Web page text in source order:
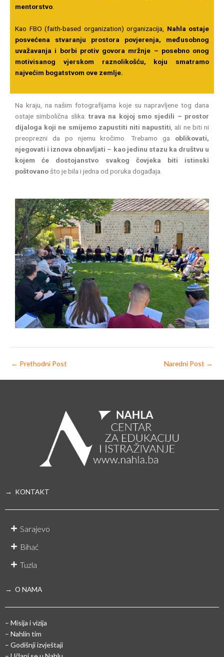
mentorstvo
Kao FBO (faith-based organization) organizacija, Nahla ostaje
posvećena stvaranju prostora povjerenja, međusobnog
uvažavanja i borbi protiv govora mržnje – posebno onog
motivisanog vjerskom raznolikošću, koju smatramo
najvećim bogatstvom ove zemlje.
Na kraju, na našim fotografijama koje su napravljene tog dana
ostaje simbolična slika: trava na kojoj smo sjedili – prostor
dijaloga koji ne smijemo zapustiti niti napustiti, ali ne biti ni
preoprezni da po njemu kročimo. Trebamo ga oblikovati,
njegovati i iznova obnavljati – kao jedinu stazu ka društvu u
kojem će dostojanstvo svakog čovjeka biti istinski
poštovanošto je bila i jedna od poruka događaja.
← Prethodni Post Naredni Post →
→ KONTAKT
Sarajevo
Bihać
Tuzla
→ O NAMA
– Misija i vizija
– Nahlin tim
– Godišnji izvještaji